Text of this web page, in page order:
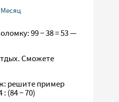
Месяц
99 − 38 = 53 —
Сможете
решите пример
: (84 − 70)